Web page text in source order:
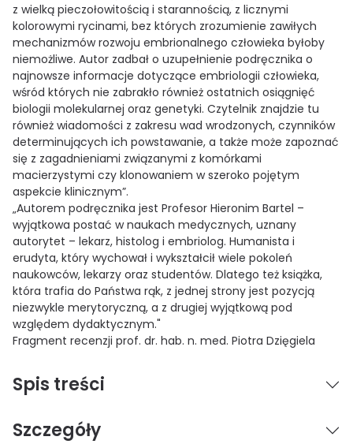
z wielką pieczołowitością i starannością, z licznymi
kolorowymi rycinami, bez których zrozumienie zawiłych
mechanizmów rozwoju embrionalnego człowieka byłoby
niemożliwe. Autor zadbał o uzupełnienie podręcznika o
najnowsze informacje dotyczące embriologii człowieka,
wśród których nie zabrakło również ostatnich osiągnięć
biologii molekularnej oraz genetyki. Czytelnik znajdzie tu
również wiadomości z zakresu wad wrodzonych, czynników
determinujących ich powstawanie, a także może zapoznać
się z zagadnieniami związanymi z komórkami
macierzystymi czy klonowaniem w szeroko pojętym
aspekcie klinicznym”.
„Autorem podręcznika jest Profesor Hieronim Bartel –
wyjątkowa postać w naukach medycznych, uznany
autorytet – lekarz, histolog i embriolog. Humanista i
erudyta, który wychował i wykształcił wiele pokoleń
naukowców, lekarzy oraz studentów. Dlatego też książka,
która trafia do Państwa rąk, z jednej strony jest pozycją
niezwykle merytoryczną, a z drugiej wyjątkową pod
względem dydaktycznym."
Fragment recenzji prof. dr. hab. n. med. Piotra Dzięgiela
Spis treści
Szczegóły